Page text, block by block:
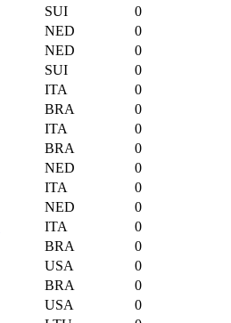
SUI
0
NED
0
NED
0
SUI
0
ITA
0
BRA
0
ITA
0
BRA
0
NED
0
ITA
0
NED
0
ITA
0
BRA
0
USA
0
BRA
0
USA
0